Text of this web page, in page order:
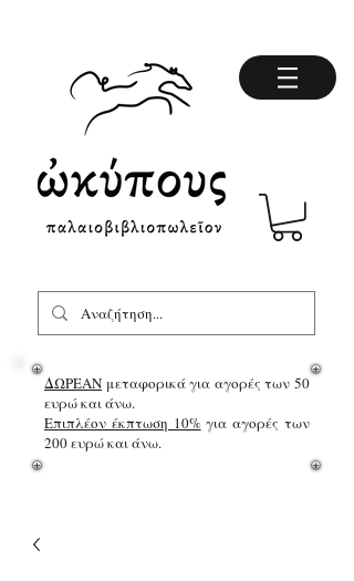
ΔΩΡΕΑΝ μεταφορικά για αγορές των 50
ευρώ και άνω.
Επιπλέον έκπτωση 10%για αγορές των
200 ευρώ και άνω.